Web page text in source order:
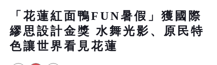
「花蓮紅面鴨FUN暑假」獲國際
繆思設計金獎 水舞光影、原民特
色讓世界看見花蓮